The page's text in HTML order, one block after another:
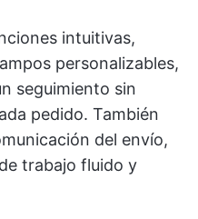
intuitivas,
personalizables,
seguimiento sin
pedido. También
del envío,
trabajo fluido y